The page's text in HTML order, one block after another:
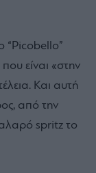
“Picobello”
είναι «στην
Και αυτή
από την
spritz το